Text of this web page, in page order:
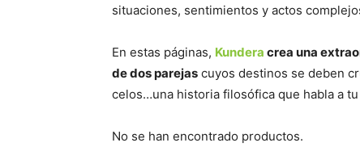
situaciones, sentimientos y actos
En estas páginas, Kundera crea una
de dos parejas cuyos destinos se deben
celos…una historia filosófica que habla a
No se han encontrado productos.